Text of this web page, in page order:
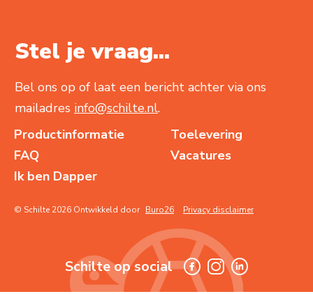
Stel je vraag...
Bel ons op of laat een bericht achter via ons
mailadres info@schilte.nl.
Productinformatie
Toelevering
FAQ
Vacatures
Ik ben Dapper
© Schilte 2026 Ontwikkeld door Buro26 Privacy disclaimer
Schilte op social